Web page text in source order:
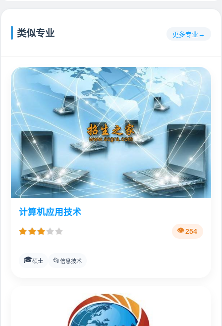
类似专业 更多专业
计算机应用技术
254
🎓硕士 📂 信息技术